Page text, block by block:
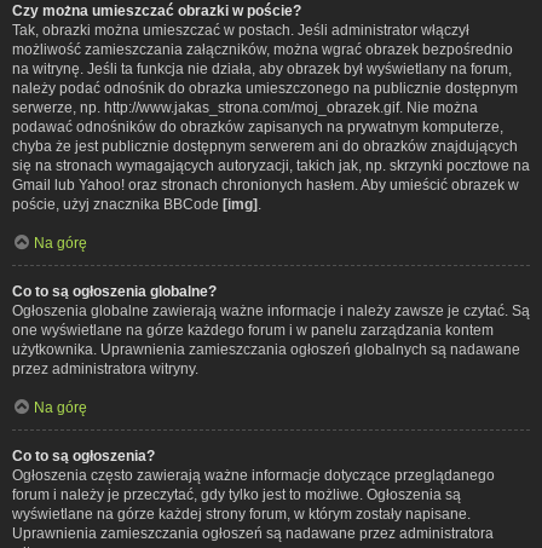
Czy można umieszczać obrazki w poście?
Tak, obrazki można umieszczać w postach. Jeśli administrator włączył
możliwość zamieszczania załączników, można wgrać obrazek bezpośrednio
na witrynę. Jeśli ta funkcja nie działa, aby obrazek był wyświetlany na forum,
należy podać odnośnik do obrazka umieszczonego na publicznie dostępnym
serwerze, np. http://www.jakas_strona.com/moj_obrazek.gif. Nie można
podawać odnośników do obrazków zapisanych na prywatnym komputerze,
chyba że jest publicznie dostępnym serwerem ani do obrazków znajdujących
się na stronach wymagających autoryzacji, takich jak, np. skrzynki pocztowe na
Gmail lub Yahoo! oraz stronach chronionych hasłem. Aby umieścić obrazek w
poście, użyj znacznika BBCode [img]
Na górę
Co to są ogłoszenia globalne?
Ogłoszenia globalne zawierają ważne informacje i należy zawsze je czytać. Są
one wyświetlane na górze każdego forum i w panelu zarządzania kontem
użytkownika. Uprawnienia zamieszczania ogłoszeń globalnych są nadawane
przez administratora witryny.
Na górę
Co to są ogłoszenia?
Ogłoszenia często zawierają ważne informacje dotyczące przeglądanego
forum i należy je przeczytać, gdy tylko jest to możliwe. Ogłoszenia są
wyświetlane na górze każdej strony forum, w którym zostały napisane.
Uprawnienia zamieszczania ogłoszeń są nadawane przez administratora